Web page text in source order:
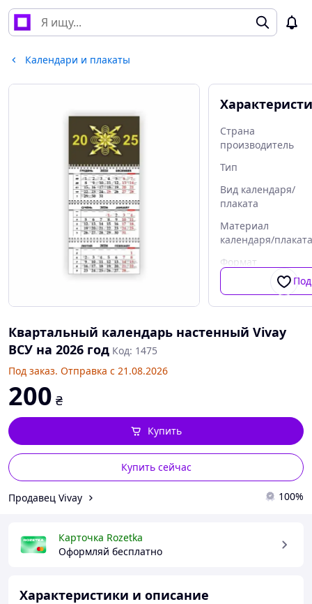
Календари и плакаты
Страна
производитель
Тип
Вид календаря/
плаката
Материал
календаря/плаката
Формат
Квартальный календарь настенный Vivay
ВСУ на 2026 год Код: 1475
Под заказ. Отправка с 21.08.2026
200 ₴
Купить сейчас
Купить
Продавец Vivay 100%
Карточка Rozetka
Оформляй бесплатно
Характеристики и описание